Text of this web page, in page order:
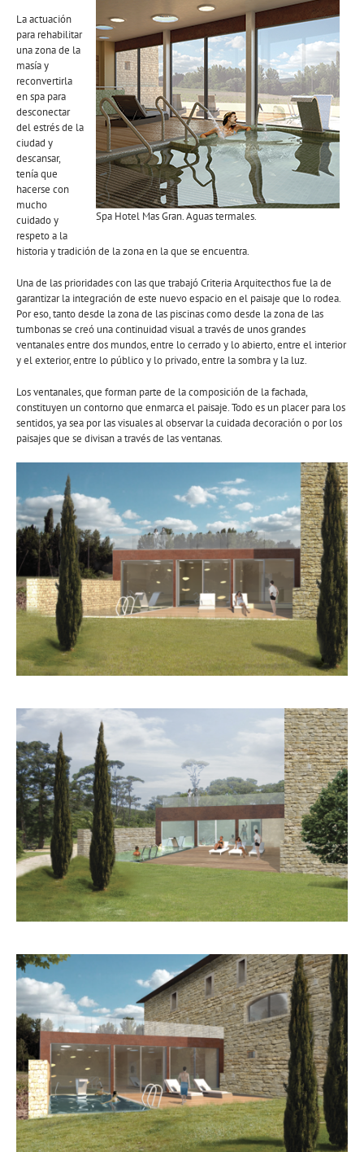
Spa Hotel Mas Gran. Aguas termales.
La actuación
para rehabilitar
una zona de la
masía y
reconvertirla
en spa para
desconectar
del estrés de la
ciudad y
descansar,
tenía que
hacerse con
mucho
cuidado y
respeto a la
historia y tradición de la zona en la que se encuentra.
Una de las prioridades con las que trabajó Criteria Arquitecthos fue la de
garantizar la integración de este nuevo espacio en el paisaje que lo rodea.
Por eso, tanto desde la zona de las piscinas como desde la zona de las
tumbonas se creó una continuidad visual a través de unos grandes
ventanales entre dos mundos, entre lo cerrado y lo abierto, entre el interior
y el exterior, entre lo público y lo privado, entre la sombra y la luz.
Los ventanales, que forman parte de la composición de la fachada,
constituyen un contorno que enmarca el paisaje. Todo es un placer para los
sentidos, ya sea por las visuales al observar la cuidada decoración o por los
paisajes que se divisan a través de las ventanas.